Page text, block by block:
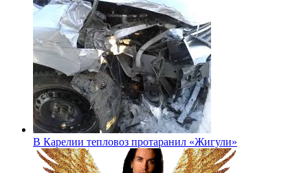
В Карелии тепловоз протаранил «Жигули»